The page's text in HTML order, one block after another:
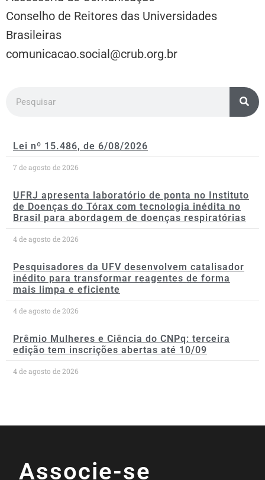
Conselho de Reitores das Universidades
Brasileiras
comunicacao.social@crub.org.br
Lei nº 15.486, de 6/08/2026
7 de agosto de 2026
UFRJ apresenta laboratório de ponta no Instituto
de Doenças do Tórax com tecnologia inédita no
Brasil para abordagem de doenças respiratórias
4 de agosto de 2026
Pesquisadores da UFV desenvolvem catalisador
inédito para transformar reagentes de forma
mais limpa e eficiente
4 de agosto de 2026
Prêmio Mulheres e Ciência do CNPq: terceira
edição tem inscrições abertas até 10/09
4 de agosto de 2026
Associe-se